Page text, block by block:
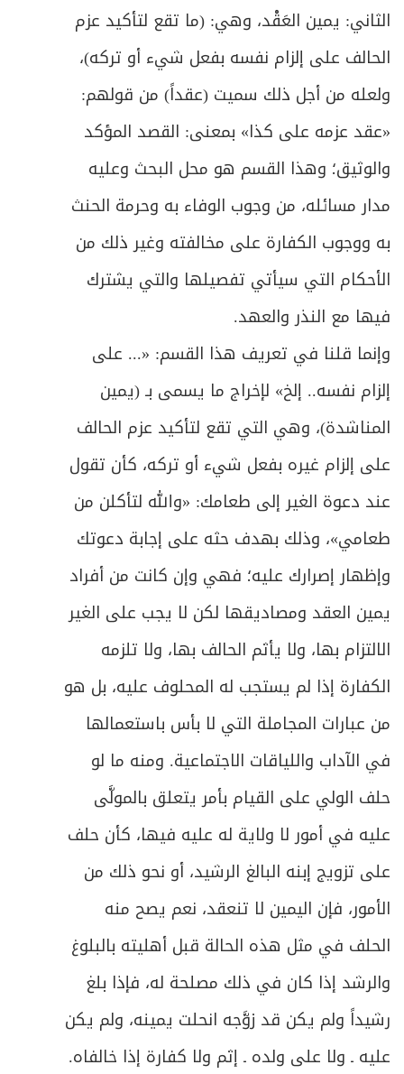
الثاني: يمين العَقْد، وهي: (ما تقع لتأكيد عزم
الحالف على إلزام نفسه بفعل شيء أو تركه)،
ولعله من أجل ذلك سميت (عقداً) من قولهم:
«عقد عزمه على كذا» بمعنى: القصد المؤكد
والوثيق؛ وهذا القسم هو محل البحث وعليه
مدار مسائله، من وجوب الوفاء به وحرمة الحنث
به ووجوب الكفارة على مخالفته وغير ذلك من
الأحكام التي سيأتي تفصيلها والتي يشترك
فيها مع النذر والعهد.
وإنما قلنا في تعريف هذا القسم: «... على
إلزام نفسه.. إلخ» لإخراج ما يسمى بـ (يمين
المناشدة)، وهي التي تقع لتأكيد عزم الحالف
على إلزام غيره بفعل شيء أو تركه، كأن تقول
عند دعوة الغير إلى طعامك: «والله لتأكلن من
طعامي»، وذلك بهدف حثه على إجابة دعوتك
وإظهار إصرارك عليه؛ فهي وإن كانت من أفراد
يمين العقد ومصاديقها لكن لا يجب على الغير
الالتزام بها، ولا يأثم الحالف بها، ولا تلزمه
الكفارة إذا لم يستجب له المحلوف عليه، بل هو
من عبارات المجاملة التي لا بأس باستعمالها
في الآداب واللياقات الاجتماعية. ومنه ما لو
حلف الولي على القيام بأمر يتعلق بالمولَّى
عليه في أمور لا ولاية له عليه فيها، كأن حلف
على تزويج إبنه البالغ الرشيد، أو نحو ذلك من
الأمور، فإن اليمين لا تنعقد، نعم يصح منه
الحلف في مثل هذه الحالة قبل أهليته بالبلوغ
والرشد إذا كان في ذلك مصلحة له، فإذا بلغ
رشيداً ولم يكن قد زوَّجه انحلت يمينه، ولم يكن
عليه ـ ولا على ولده ـ إثم ولا كفارة إذا خالفاه.